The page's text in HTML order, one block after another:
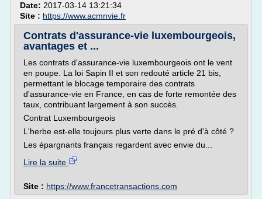
Date: 2017-03-14 13:21:34
Site : https://www.acmnvie.fr
Contrats d'assurance-vie luxembourgeois,
avantages et ...
Les contrats d'assurance-vie luxembourgeois ont le vent
en poupe. La loi Sapin II et son redouté article 21 bis,
permettant le blocage temporaire des contrats
d'assurance-vie en France, en cas de forte remontée des
taux, contribuant largement à son succès.
Contrat Luxembourgeois
L'herbe est-elle toujours plus verte dans le pré d'à côté ?
Les épargnants français regardent avec envie du...
Lire la suite
Site : https://www.francetransactions.com